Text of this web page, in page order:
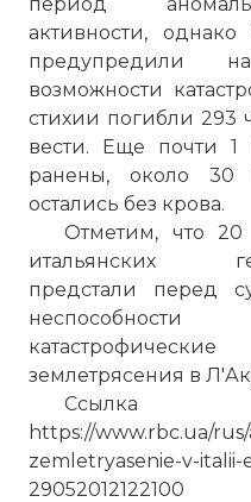
активности,
предупредили
возможности
стихии погибли 293
вести. Еще почти
ранены, около 30
остались без крова.
Отметим, что 20
итальянских
предстали перед
землетрясения в
Ссылка
https://www.rbc.ua/
zemletryasenie-v-
29052012122100
☓